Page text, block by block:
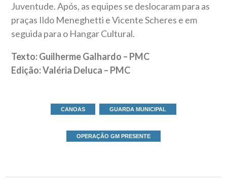
Juventude. Após, as equipes se deslocaram para as
praças Ildo Meneghetti e Vicente Scheres e em
seguida para o Hangar Cultural.
Texto: Guilherme Galhardo – PMC
Edição: Valéria Deluca – PMC
CANOAS GUARDA MUNICIPAL
OPERAÇÃO GM PRESENTE